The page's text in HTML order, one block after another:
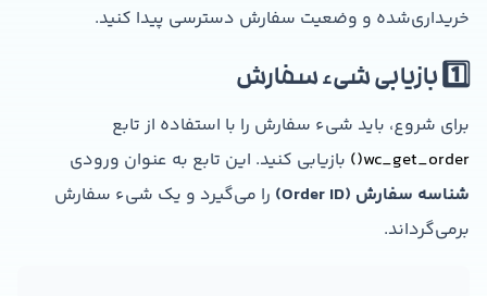
خریداری‌شده و وضعیت سفارش دسترسی پیدا کنید.
1️⃣ بازیابی شیء سفارش
برای شروع، باید شیء سفارش را با استفاده از تابع
wc_get_order()
بازیابی کنید. این تابع به عنوان ورودی
شناسه سفارش (Order ID)
را می‌گیرد و یک شیء سفارش
برمی‌گرداند.